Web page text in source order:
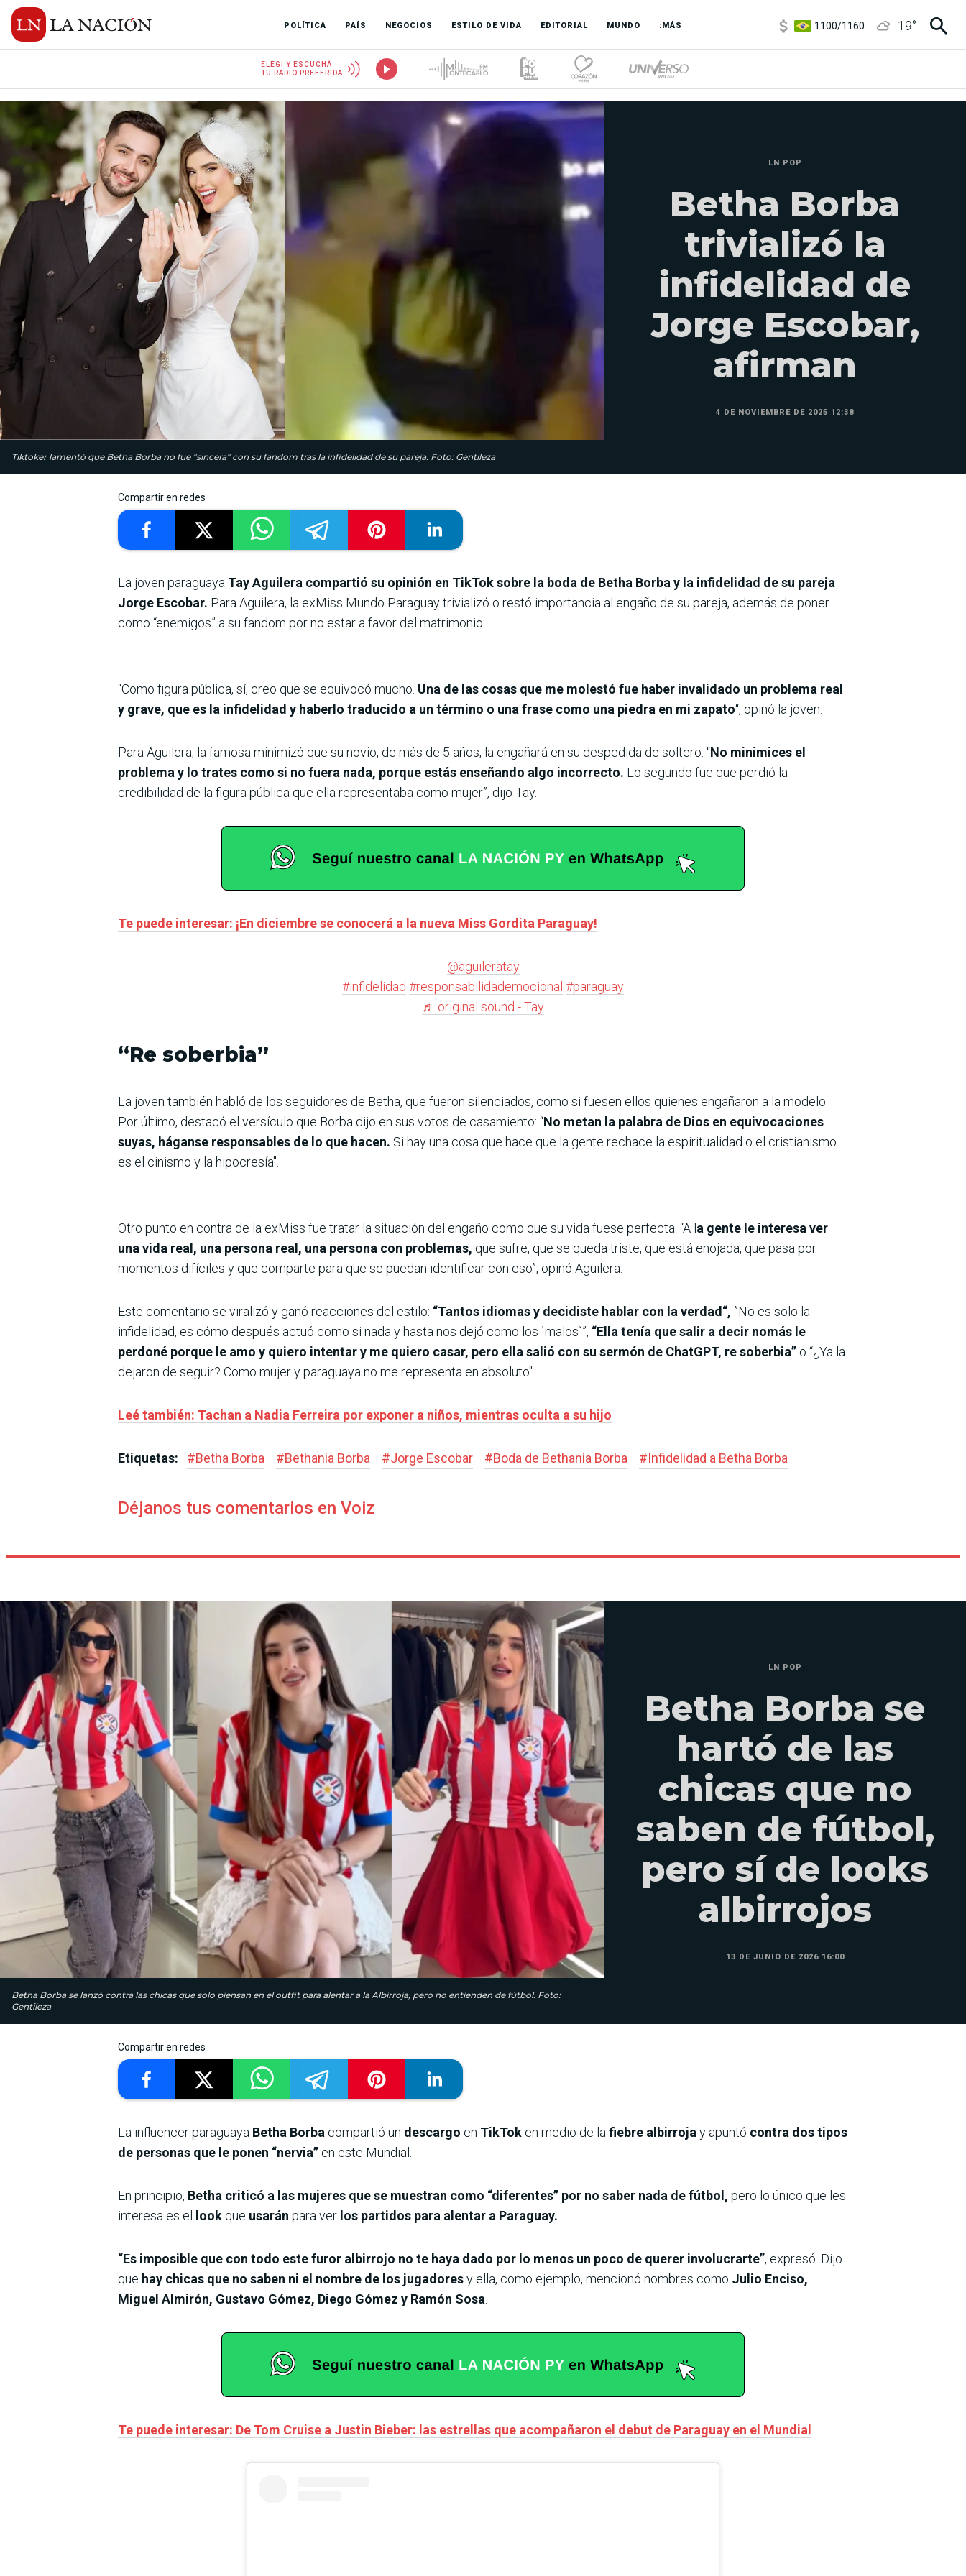
POLÍTICA PAÍS NEGOCIOS ESTILO DE VIDA EDITORIAL MUNDO :MÁS
3,8/4
19°
ELEGÍ Y ESCUCHÁ
TU RADIO PREFERIDA
Tiktoker lamentó que Betha Borba no fue "sincera" con su fandom tras la infidelidad de su pareja. Foto: Gentileza
LN POP
Betha Borba
trivializó la
infidelidad de
Jorge Escobar,
afirman
4 DE NOVIEMBRE DE 2025 12:38
Compartir en redes
La joven paraguaya Tay Aguilera compartió su opinión en TikTok sobre la boda de Betha Borba y la infidelidad de su pareja
Jorge Escobar. Para Aguilera, la exMiss Mundo Paraguay trivializó o restó importancia al engaño de su pareja, además de poner
como “enemigos” a su fandom por no estar a favor del matrimonio.
“Como figura pública, sí, creo que se equivocó mucho. Una de las cosas que me molestó fue haber invalidado un problema real
y grave, que es la infidelidad y haberlo traducido a un término o una frase como una piedra en mi zapato“, opinó la joven.
Para Aguilera, la famosa minimizó que su novio, de más de 5 años, la engañará en su despedida de soltero. “No minimices el
problema y lo trates como si no fuera nada, porque estás enseñando algo incorrecto. Lo segundo fue que perdió la
credibilidad de la figura pública que ella representaba como mujer”, dijo Tay.
Te puede interesar: ¡En diciembre se conocerá a la nueva Miss Gordita Paraguay!
@aguileratay
#infidelidad #responsabilidademocional #paraguay
♬ original sound - Tay
“Re soberbia”
La joven también habló de los seguidores de Betha, que fueron silenciados, como si fuesen ellos quienes engañaron a la modelo.
Por último, destacó el versículo que Borba dijo en sus votos de casamiento: “No metan la palabra de Dios en equivocaciones
suyas, háganse responsables de lo que hacen. Si hay una cosa que hace que la gente rechace la espiritualidad o el cristianismo
es el cinismo y la hipocresía".
Otro punto en contra de la exMiss fue tratar la situación del engaño como que su vida fuese perfecta. “A la gente le interesa ver
una vida real, una persona real, una persona con problemas, que sufre, que se queda triste, que está enojada, que pasa por
momentos difíciles y que comparte para que se puedan identificar con eso”, opinó Aguilera.
Este comentario se viralizó y ganó reacciones del estilo: “Tantos idiomas y decidiste hablar con la verdad“, ”No es solo la
infidelidad, es cómo después actuó como si nada y hasta nos dejó como los `malos`”, “Ella tenía que salir a decir nomás le
perdoné porque le amo y quiero intentar y me quiero casar, pero ella salió con su sermón de ChatGPT, re soberbia” o “¿Ya la
dejaron de seguir? Como mujer y paraguaya no me representa en absoluto".
Leé también: Tachan a Nadia Ferreira por exponer a niños, mientras oculta a su hijo
Etiquetas: #Betha Borba #Bethania Borba #Jorge Escobar #Boda de Bethania Borba #Infidelidad a Betha Borba
Déjanos tus comentarios en Voiz
Betha Borba se lanzó contra las chicas que solo piensan en el outfit para alentar a la Albirroja, pero no entienden de fútbol. Foto:
Gentileza
LN POP
Betha Borba se
hartó de las
chicas que no
saben de fútbol,
pero sí de looks
albirrojos
13 DE JUNIO DE 2026 16:00
Compartir en redes
La influencer paraguaya Betha Borba compartió un descargo en TikTok en medio de la fiebre albirroja y apuntó contra dos tipos
de personas que le ponen “nervia” en este Mundial.
En principio, Betha criticó a las mujeres que se muestran como “diferentes” por no saber nada de fútbol, pero lo único que les
interesa es el look que usarán para ver los partidos para alentar a Paraguay.
“Es imposible que con todo este furor albirrojo no te haya dado por lo menos un poco de querer involucrarte”, expresó. Dijo
que hay chicas que no saben ni el nombre de los jugadoresy ella, como ejemplo, mencionó nombres como Julio Enciso,
Miguel Almirón, Gustavo Gómez, Diego Gómez y Ramón Sosa
Te puede interesar: De Tom Cruise a Justin Bieber: las estrellas que acompañaron el debut de Paraguay en el Mundial